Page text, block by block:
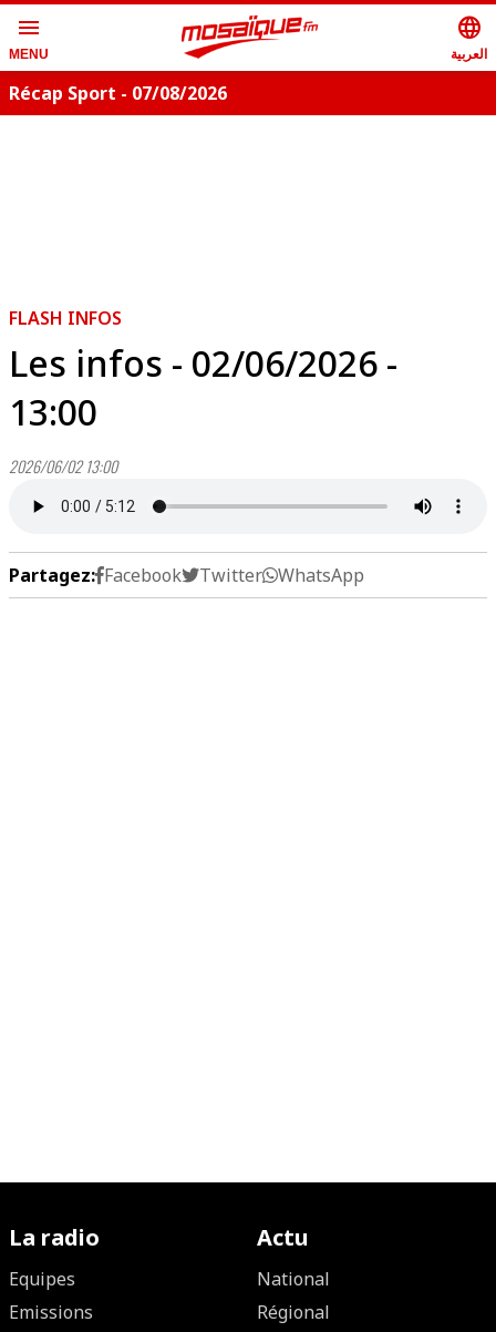
menu
MENU
language
العربية
Récap Sport - 07/08/2026
FLASH INFOS
Les infos - 02/06/2026 -
13:00
2026/06/02 13:00
Partagez: Facebook Twitter WhatsApp
La radio
Equipes
Emissions
Actu
National
Régional